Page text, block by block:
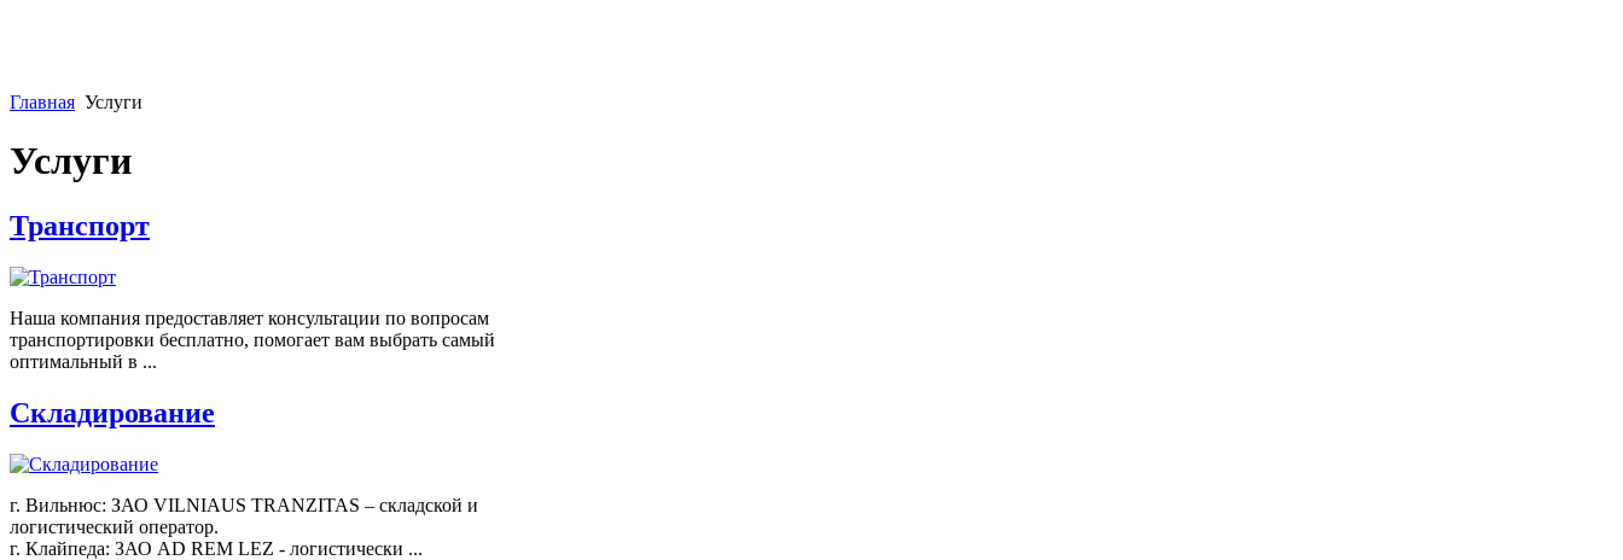
Главная Услуги
Услуги
Транспорт
Наша компания предоставляет консультации по вопросам
транспортировки бесплатно, помогает вам выбрать самый
оптимальный в ...
Складирование
г. Вильнюс: ЗАО VILNIAUS TRANZITAS – складской и
логистический оператор.
г. Клайпеда: ЗАО AD REM LEZ - логистически ...